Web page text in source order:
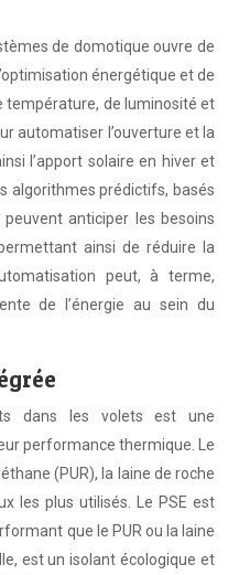
de domotique ouvre de
énergétique et de
température, de luminosité et
automatiser l’ouverture et la
l’apport solaire en hiver et
algorithmes prédictifs, basés
anticiper les besoins
ainsi de réduire la
peut, à terme,
de l’énergie au sein du
dans les volets est une
performance thermique. Le
(PUR), la laine de roche
les plus utilisés. Le PSE est
que le PUR ou la laine
est un isolant écologique et